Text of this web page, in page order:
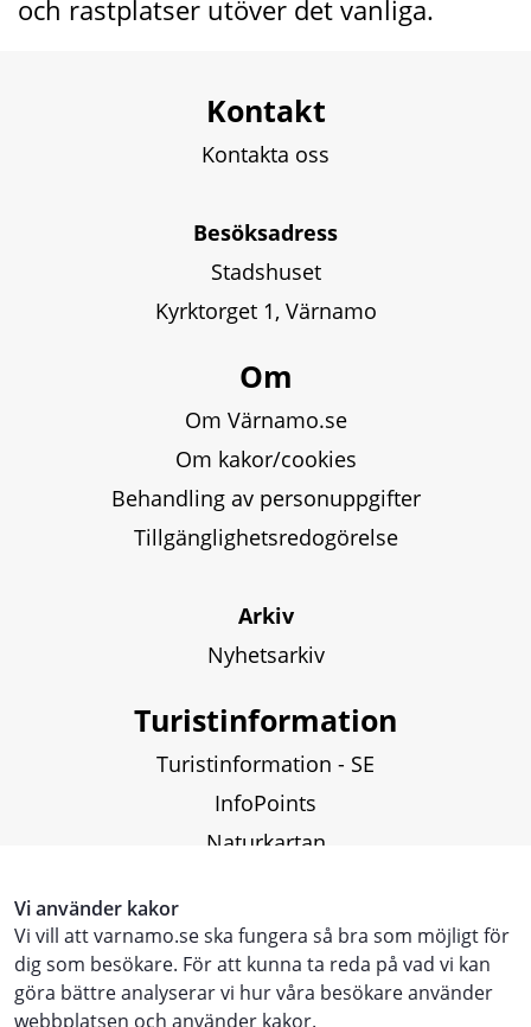
Vi använder kakor
Vi vill att varnamo.se ska fungera så bra som möjligt för
dig som besökare. För att kunna ta reda på vad vi kan
göra bättre analyserar vi hur våra besökare använder
webbplatsen och använder kakor.
och rastplatser utöver det vanliga.
Kontakt
Kontakta oss
Besöksadress
Stadshuset
Kyrktorget 1, Värnamo
Om
Om Värnamo.se
Om kakor/cookies
Behandling av personuppgifter
Tillgänglighetsredogörelse
Arkiv
Nyhetsarkiv
Turistinformation
Turistinformation - SE
InfoPoints
Naturkartan
Touristinformation - ENG
Touristen Information - DE